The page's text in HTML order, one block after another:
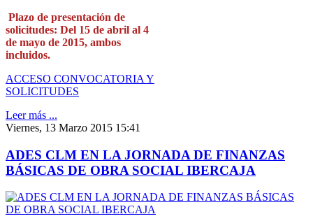
Plazo de presentación de
solicitudes: Del 15 de abril al 4
de mayo de 2015, ambos
incluidos.
ACCESO CONVOCATORIA Y
SOLICITUDES
Leer más ...
Viernes, 13 Marzo 2015 15:41
ADES CLM EN LA JORNADA DE FINANZAS
BÁSICAS DE OBRA SOCIAL IBERCAJA